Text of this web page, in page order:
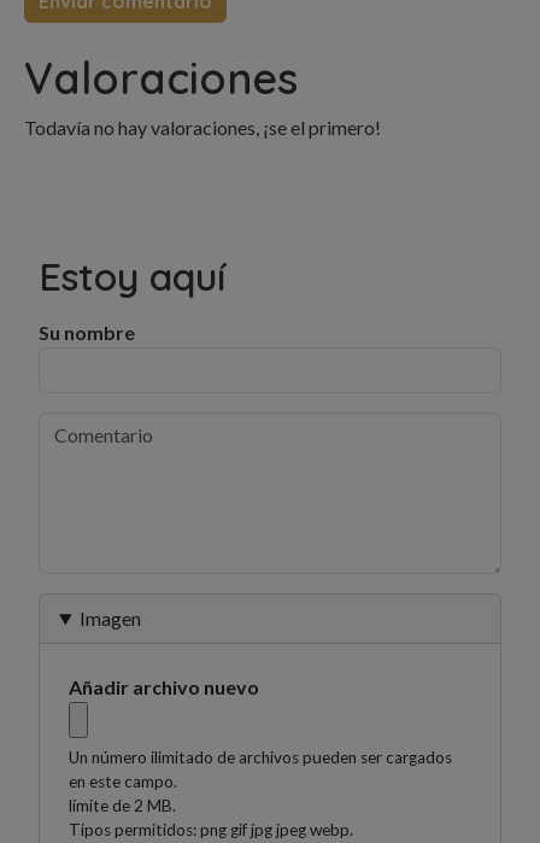
Valoraciones
Todavía no hay valoraciones, ¡se el primero!
Estoy aquí
Su nombre
Imagen
Añadir archivo nuevo
Un número ilimitado de archivos pueden ser cargados
en este campo.
límite de 2 MB.
Tipos permitidos: png gif jpg jpeg webp.